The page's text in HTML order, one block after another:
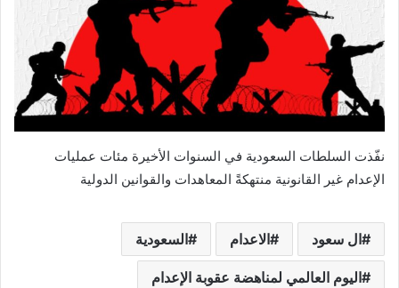
نفّذت السلطات السعودية في السنوات الأخيرة مئات عمليات
الإعدام غير القانونية منتهكةً المعاهدات والقوانين الدولية
ال سعود الاعدام السعودية
اليوم العالمي لمناهضة عقوبة الإعدام